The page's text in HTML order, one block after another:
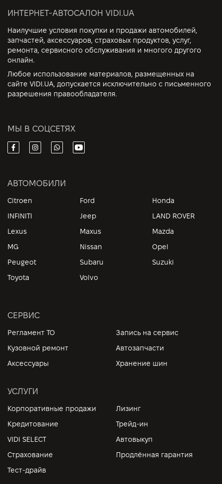
ИНТЕРНЕТ-АВТОСАЛОН VIDI.UA
Наилучшие условия покупки и продажи автомобилей,
запчастей, аксессуаров, страховых продуктов, услуг,
ремонта, сервисного обслуживания и многого другого
онлайн.
Любое использование материалов, размещенных на
сайте VIDI.UA, допускается исключительно с письменного
разрешения правообладателя.
МЫ В СОЦСЕТЯХ
АВТОМОБИЛИ
Citroen Ford
Honda
INFINITI
Jeep
LAND ROVER
Lexus
Maxus
Mazda
MG
Nissan
Opel
Peugeot
Subaru
Suzuki
Toyota
Volvo
СЕРВИС
Регламент ТО
Запись на сервис
Кузовной ремонт
Автозапчасти
Аксессуары
Хранение шин
УСЛУГИ
Корпоративные продажи
Лизинг
Кредитование
Трейд-ин
VIDI SELECT
Автовыкуп
Страхование
Продлённая гарантия
Тест-драйв